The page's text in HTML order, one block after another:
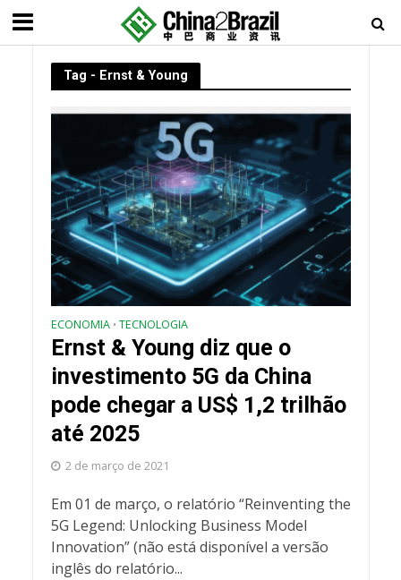
Tag - Ernst & Young
ECONOMIA • TECNOLOGIA
Ernst & Young diz que o
investimento 5G da China
pode chegar a US$ 1,2 trilhão
até 2025
2 de março de 2021
Em 01 de março, o relatório “Reinventing the
5G Legend: Unlocking Business Model
Innovation” (não está disponível a versão
inglês do relatório...